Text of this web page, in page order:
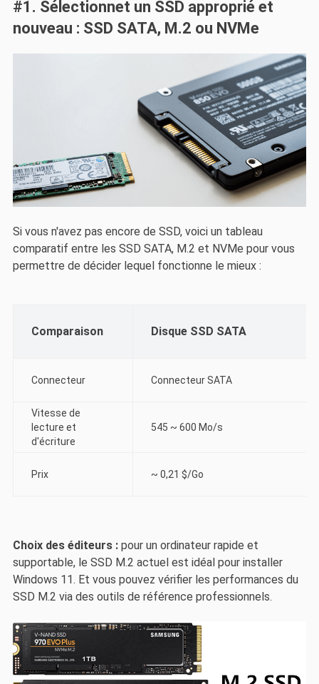
#1. Sélectionnet un SSD approprié et
nouveau : SSD SATA, M.2 ou NVMe
Si vous n'avez pas encore de SSD, voici un tableau
comparatif entre les SSD SATA, M.2 et NVMe pour vous
permettre de décider lequel fonctionne le mieux :
Comparaison Disque SSD SATA
Connecteur Connecteur SATA
Vitesse de
lecture et
d'écriture
545 ~ 600 Mo/s
Prix ~ 0,21 $/Go
Choix des éditeurs :pour un ordinateur rapide et
supportable, le SSD M.2 actuel est idéal pour installer
Windows 11. Et vous pouvez vérifier les performances du
SSD M.2 via des outils de référence professionnels.